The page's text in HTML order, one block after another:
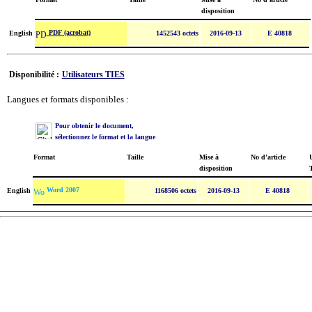
disposition
English PDF (acrobat) 1452543 octets 2016-09-13 E 40818
Disponibilité : Utilisateurs TIES
Langues et formats disponibles :
Pour obtenir le document,
sélectionnez le format et la langue
Format Taille
Mise à
disposition
No d'article
English Word 2007 1168506 octets 2016-09-13 E 40818